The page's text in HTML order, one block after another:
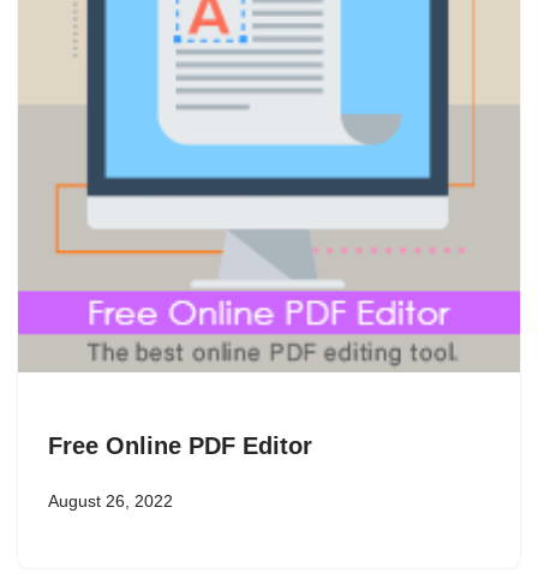
Free Online PDF Editor
August 26, 2022